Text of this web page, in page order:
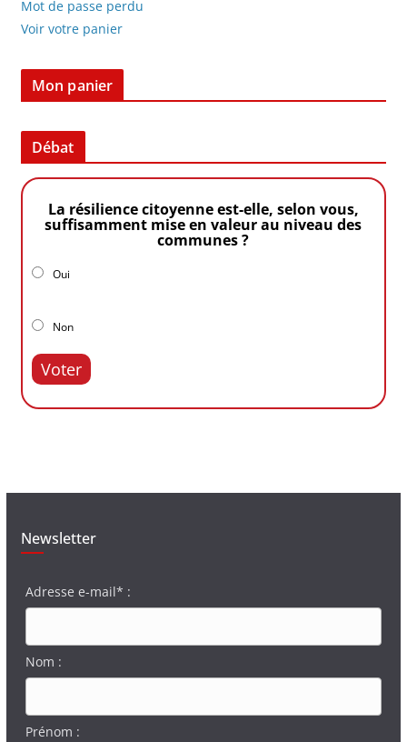
Mot de passe perdu
Voir votre panier
Mon panier
Débat
La résilience citoyenne est-elle, selon vous,
suffisamment mise en valeur au niveau des
communes ?
Oui
Non
Voter
Newsletter
Adresse e-mail* :
Nom :
Prénom :